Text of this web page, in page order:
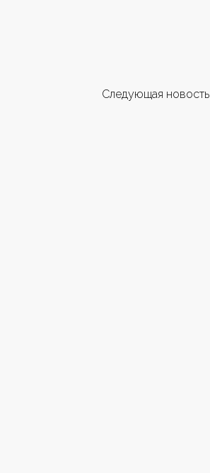
Следующая новость